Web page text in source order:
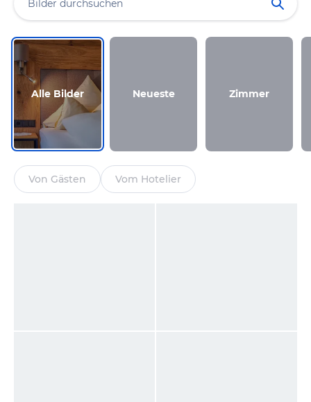
Alle Bilder Neueste Zimmer
Von Gästen Vom Hotelier